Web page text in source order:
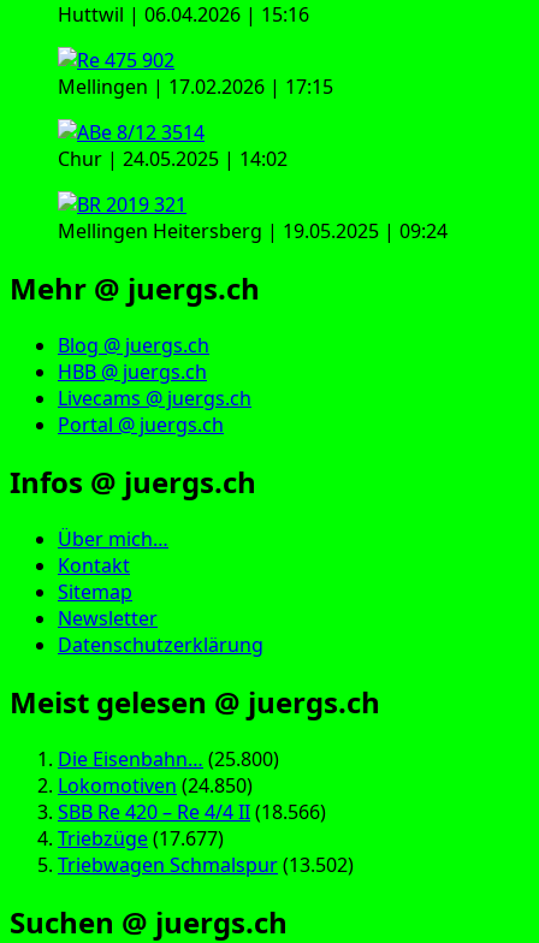
Huttwil | 06.04.2026 | 15:16
Mellingen | 17.02.2026 | 17:15
Chur | 24.05.2025 | 14:02
Mellingen Heitersberg | 19.05.2025 | 09:24
Mehr @ juergs.ch
Blog @ juergs.ch
HBB @ juergs.ch
Livecams @ juergs.ch
Portal @ juergs.ch
Infos @ juergs.ch
Über mich…
Kontakt
Sitemap
Newsletter
Datenschutzerklärung
Meist gelesen @ juergs.ch
Die Eisenbahn… (25.800)
Lokomotiven (24.850)
SBB Re 420 – Re 4/4 II(18.566)
Triebzüge(17.677)
Triebwagen Schmalspur(13.502)
Suchen @ juergs.ch